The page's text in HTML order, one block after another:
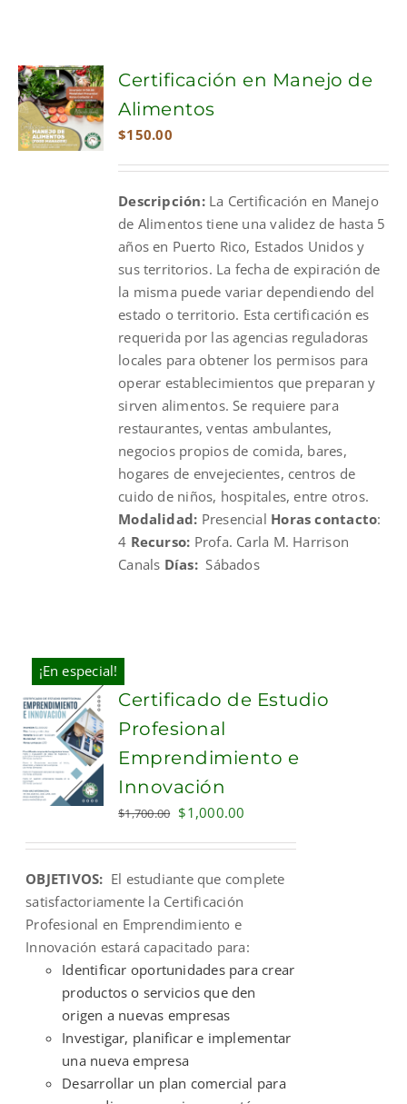
ADD TO
CART
Certificación en Manejo de
Alimentos
$150.00
Descripción: La Certificación en Manejo
de Alimentos tiene una validez de hasta 5
años en Puerto Rico, Estados Unidos y
sus territorios. La fecha de expiración de
la misma puede variar dependiendo del
estado o territorio. Esta certificación es
requerida por las agencias reguladoras
locales para obtener los permisos para
operar establecimientos que preparan y
sirven alimentos. Se requiere para
restaurantes, ventas ambulantes,
negocios propios de comida, bares,
hogares de envejecientes, centros de
cuido de niños, hospitales, entre otros.
Modalidad: Presencial Horas contacto:
4 Recurso: Profa. Carla M. Harrison
Canals Días:Sábados
¡En especial!
ADD TO
CART
Certificado de Estudio
Profesional
Emprendimiento e
Innovación
$1,700.00 Original
$1,700.00.
$1,000.00
$1,000.00.
OBJETIVOS: El estudiante que complete
satisfactoriamente la Certificación
Profesional en Emprendimiento e
Innovación estará capacitado para:
Identificar oportunidades para crear
productos o servicios que den
origen a nuevas empresas
Investigar, planificar e implementar
una nueva empresa
Desarrollar un plan comercial para